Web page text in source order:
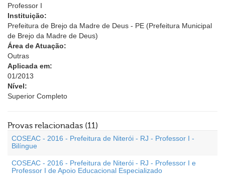
Professor I
Instituição:
Prefeitura de Brejo da Madre de Deus - PE (Prefeitura Municipal
de Brejo da Madre de Deus)
Área de Atuação:
Outras
Aplicada em:
01/2013
Nível:
Superior Completo
Provas relacionadas (11)
COSEAC - 2016 - Prefeitura de Niterói - RJ - Professor I -
Bilíngue
COSEAC - 2016 - Prefeitura de Niterói - RJ - Professor I e
Professor I de Apoio Educacional Especializado